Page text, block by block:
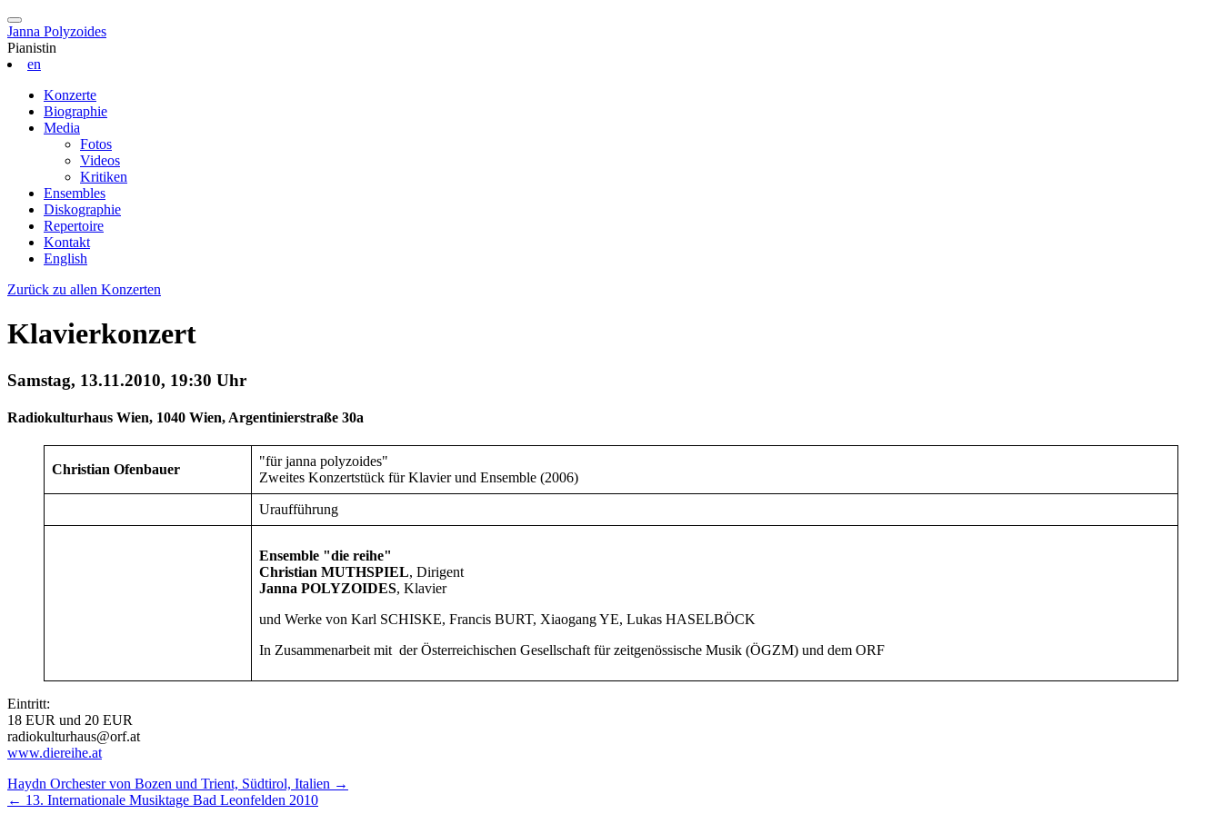
Janna Polyzoides
Pianistin
en
Konzerte
Biographie
Media
Fotos
Videos
Kritiken
Ensembles
Diskographie
Repertoire
Kontakt
English
Zurück zu allen Konzerten
Klavierkonzert
Samstag, 13.11.2010, 19:30 Uhr
Radiokulturhaus Wien, 1040 Wien, Argentinierstraße 30a
Christian Ofenbauer
"für janna polyzoides"
Zweites Konzertstück für Klavier und Ensemble (2006)
Uraufführung
Ensemble "die reihe"
Christian MUTHSPIEL, Dirigent
Janna POLYZOIDES, Klavier
und Werke von Karl SCHISKE, Francis BURT, Xiaogang YE, Lukas HASELBÖCK
In Zusammenarbeit mit der Österreichischen Gesellschaft für zeitgenössische Musik (ÖGZM) und dem ORF
Eintritt:
18 EUR und 20 EUR
radiokulturhaus@orf.at
www.diereihe.at
Nächstes/Vorheriges
Haydn Orchester von Bozen und Trient, Südtirol, Italien →
← 13. Internationale Musiktage Bad Leonfelden 2010